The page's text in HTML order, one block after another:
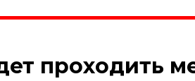
проходить